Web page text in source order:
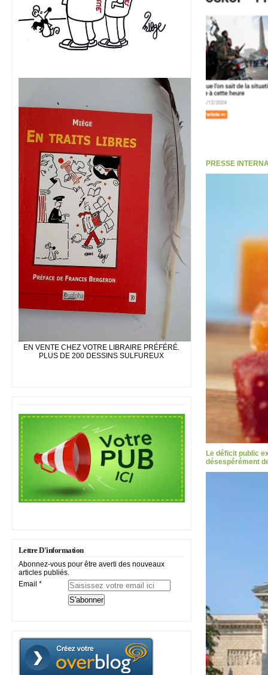
EN VENTE CHEZ VOTRE LIBRAIRE PRÉFÉRÉ.
PLUS DE 200 DESSINS SULFUREUX
Lettre D'information
Abonnez-vous pour être averti des nouveaux
articles publiés.
Email
PRESSE
Le déficit public
désespérément